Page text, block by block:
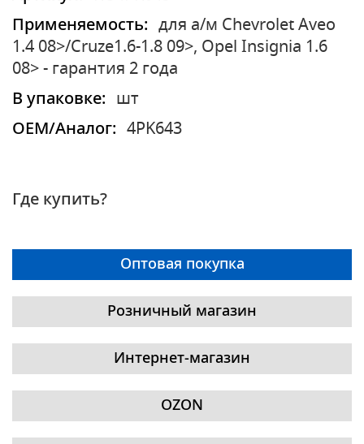
Применяемость:
для а/м Chevrolet Aveo
1.4 08>/Cruze1.6-1.8 09>, Opel Insignia 1.6
08> - гарантия 2 года
В упаковке:
шт
OEM/Аналог:
4PK643
Где купить?
Оптовая покупка
Розничный магазин
Интернет-магазин
OZON